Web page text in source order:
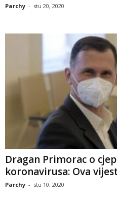
Parchy - stu 20, 2020
Dragan Primorac o
koronavirusa: Ova
Parchy - stu 10, 2020